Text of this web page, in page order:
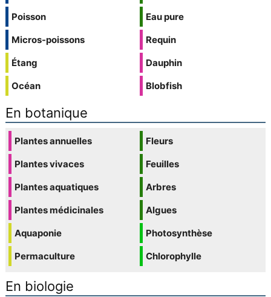
Poisson
Micros-poissons
Étang
Océan
Eau pure
Requin
Dauphin
Blobfish
En botanique
Plantes annuelles
Plantes vivaces
Plantes aquatiques
Plantes médicinales
Aquaponie
Permaculture
Fleurs
Feuilles
Arbres
Algues
Photosynthèse
Chlorophylle
En biologie